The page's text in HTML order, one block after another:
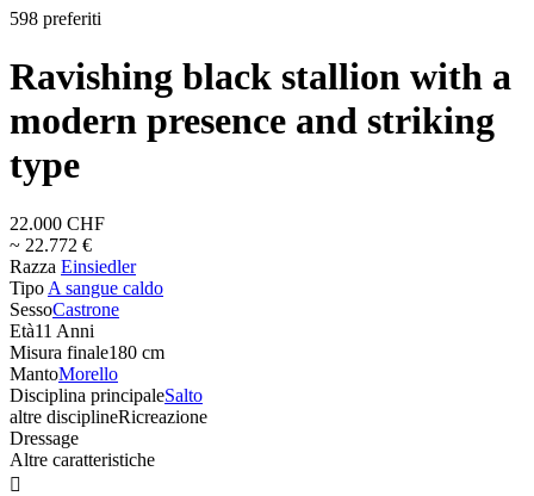
598 preferiti
Ravishing black stallion with a
modern presence and striking
type
22.000 CHF
~ 22.772 €
Razza Einsiedler
Tipo A sangue caldo
SessoCastrone
Età11 Anni
Misura finale180 cm
MantoMorello
Disciplina principaleSalto
altre disciplineRicreazione
Dressage
Altre caratteristiche
